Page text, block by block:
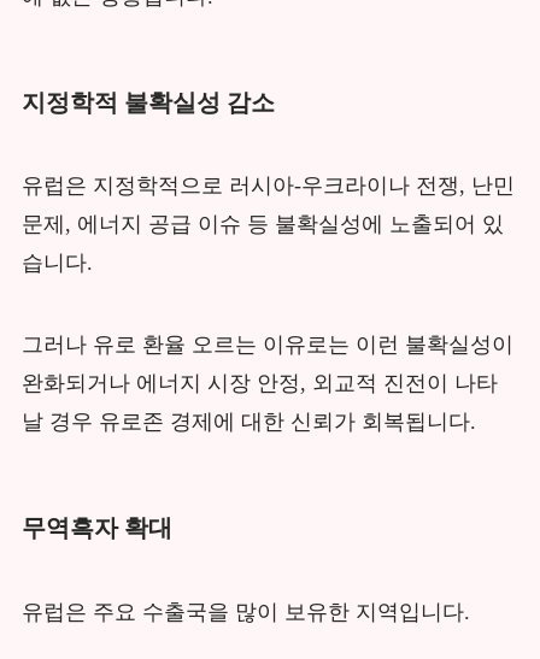
지정학적 불확실성 감소
유럽은 지정학적으로 러시아-우크라이나 전쟁, 난민
문제, 에너지 공급 이슈 등 불확실성에 노출되어 있
습니다.
그러나 유로 환율 오르는 이유로는 이런 불확실성이
완화되거나 에너지 시장 안정, 외교적 진전이 나타
날 경우 유로존 경제에 대한 신뢰가 회복됩니다.
무역흑자 확대
유럽은 주요 수출국을 많이 보유한 지역입니다.